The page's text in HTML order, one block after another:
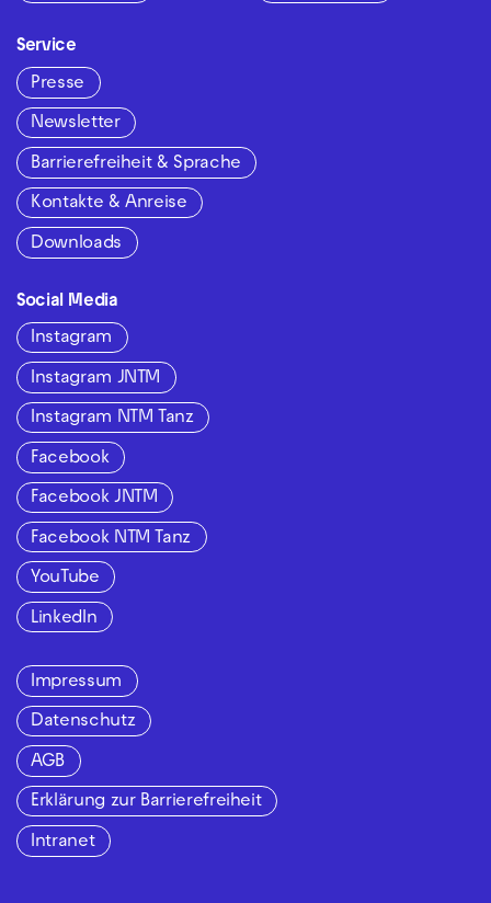
Service
Presse
Newsletter
Barrierefreiheit & Sprache
Kontakte & Anreise
Downloads
Social Media
Instagram
Instagram JNTM
Instagram NTM Tanz
Facebook
Facebook JNTM
Facebook NTM Tanz
YouTube
LinkedIn
Impressum
Datenschutz
AGB
Erklärung zur Barrierefreiheit
Intranet